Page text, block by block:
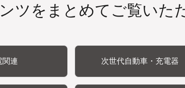
ツをまとめてご覧いた
関連 次世代自動車・充電器